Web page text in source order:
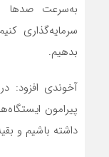
به‌سرعت صدها
سرمایه‌گذاری
بدهیم.
آخوندی افزود:
پیرامون
داشته باشیم و